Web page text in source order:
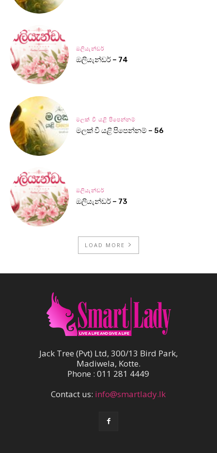
ඔලියැන්ඩර්
ඔලියැන්ඩර් – 74
මලක් වී යළි පිපෙන්නම්
මලක් වී යළි පිපෙන්නම් – 56
ඔලියැන්ඩර්
ඔලියැන්ඩර් – 73
LOAD MORE
Jack Tree (Pvt) Ltd, 300/13 Bird Park,
Madiwela, Kotte.
Phone : 011 281 4449
Contact us: info@smartlady.lk